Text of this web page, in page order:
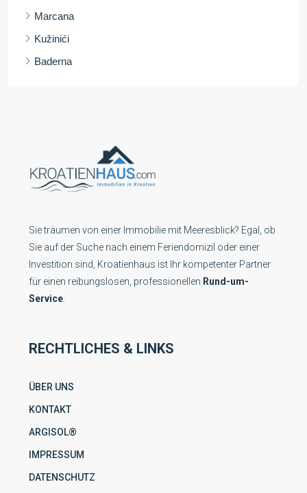
Marcana
Kužinići
Baderna
Sie träumen von einer Immobilie mit Meeresblick? Egal, ob
Sie auf der Suche nach einem Feriendomizil oder einer
Investition sind, Kroatienhaus ist Ihr kompetenter Partner
für einen reibungslosen, professionellen Rund-um-
Service
RECHTLICHES & LINKS
ÜBER UNS
KONTAKT
ARGISOL®
IMPRESSUM
DATENSCHUTZ